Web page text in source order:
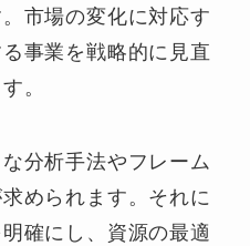
市場の変化に対応す
事業を戦略的に見直
。
分析手法やフレーム
められます。それに
確にし、資源の最適